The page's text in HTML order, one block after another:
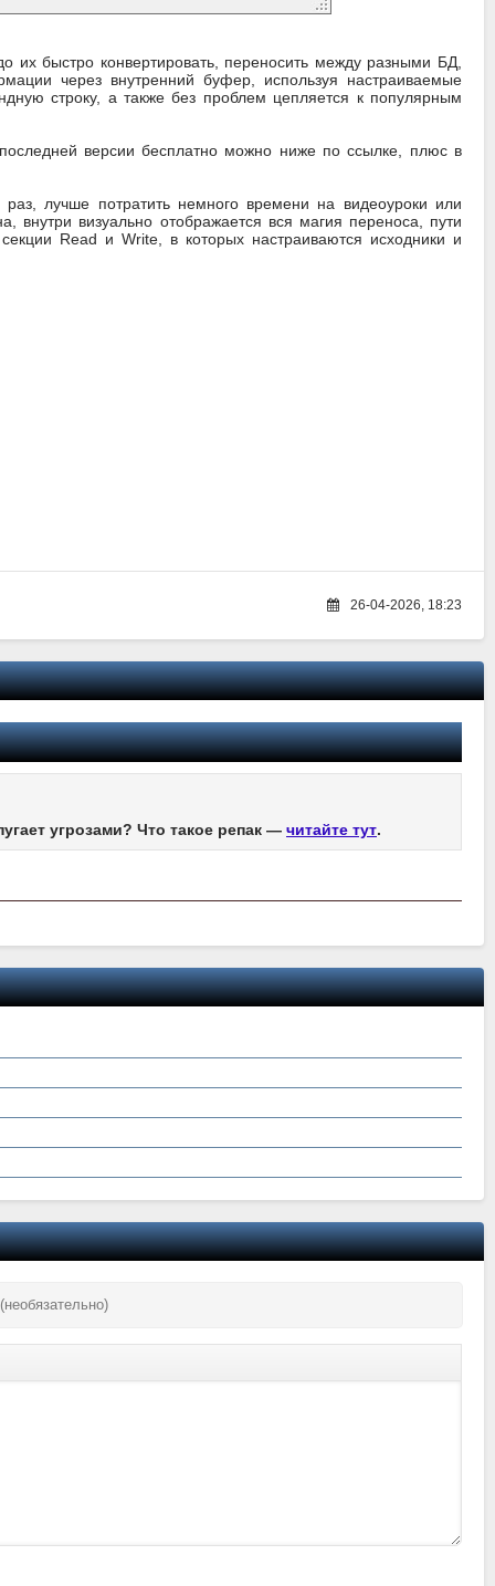
быстро конвертировать, переносить между разными БД,
через внутренний буфер, используя настраиваемые
строку, а также без проблем цепляется к популярным
версии бесплатно можно ниже по ссылке, плюс в
лучше потратить немного времени на видеоуроки или
внутри визуально отображается вся магия переноса, пути
Read и Write, в которых настраиваются исходники и
26-04-2026, 18:23
угрозами? Что такое репак — читайте тут.